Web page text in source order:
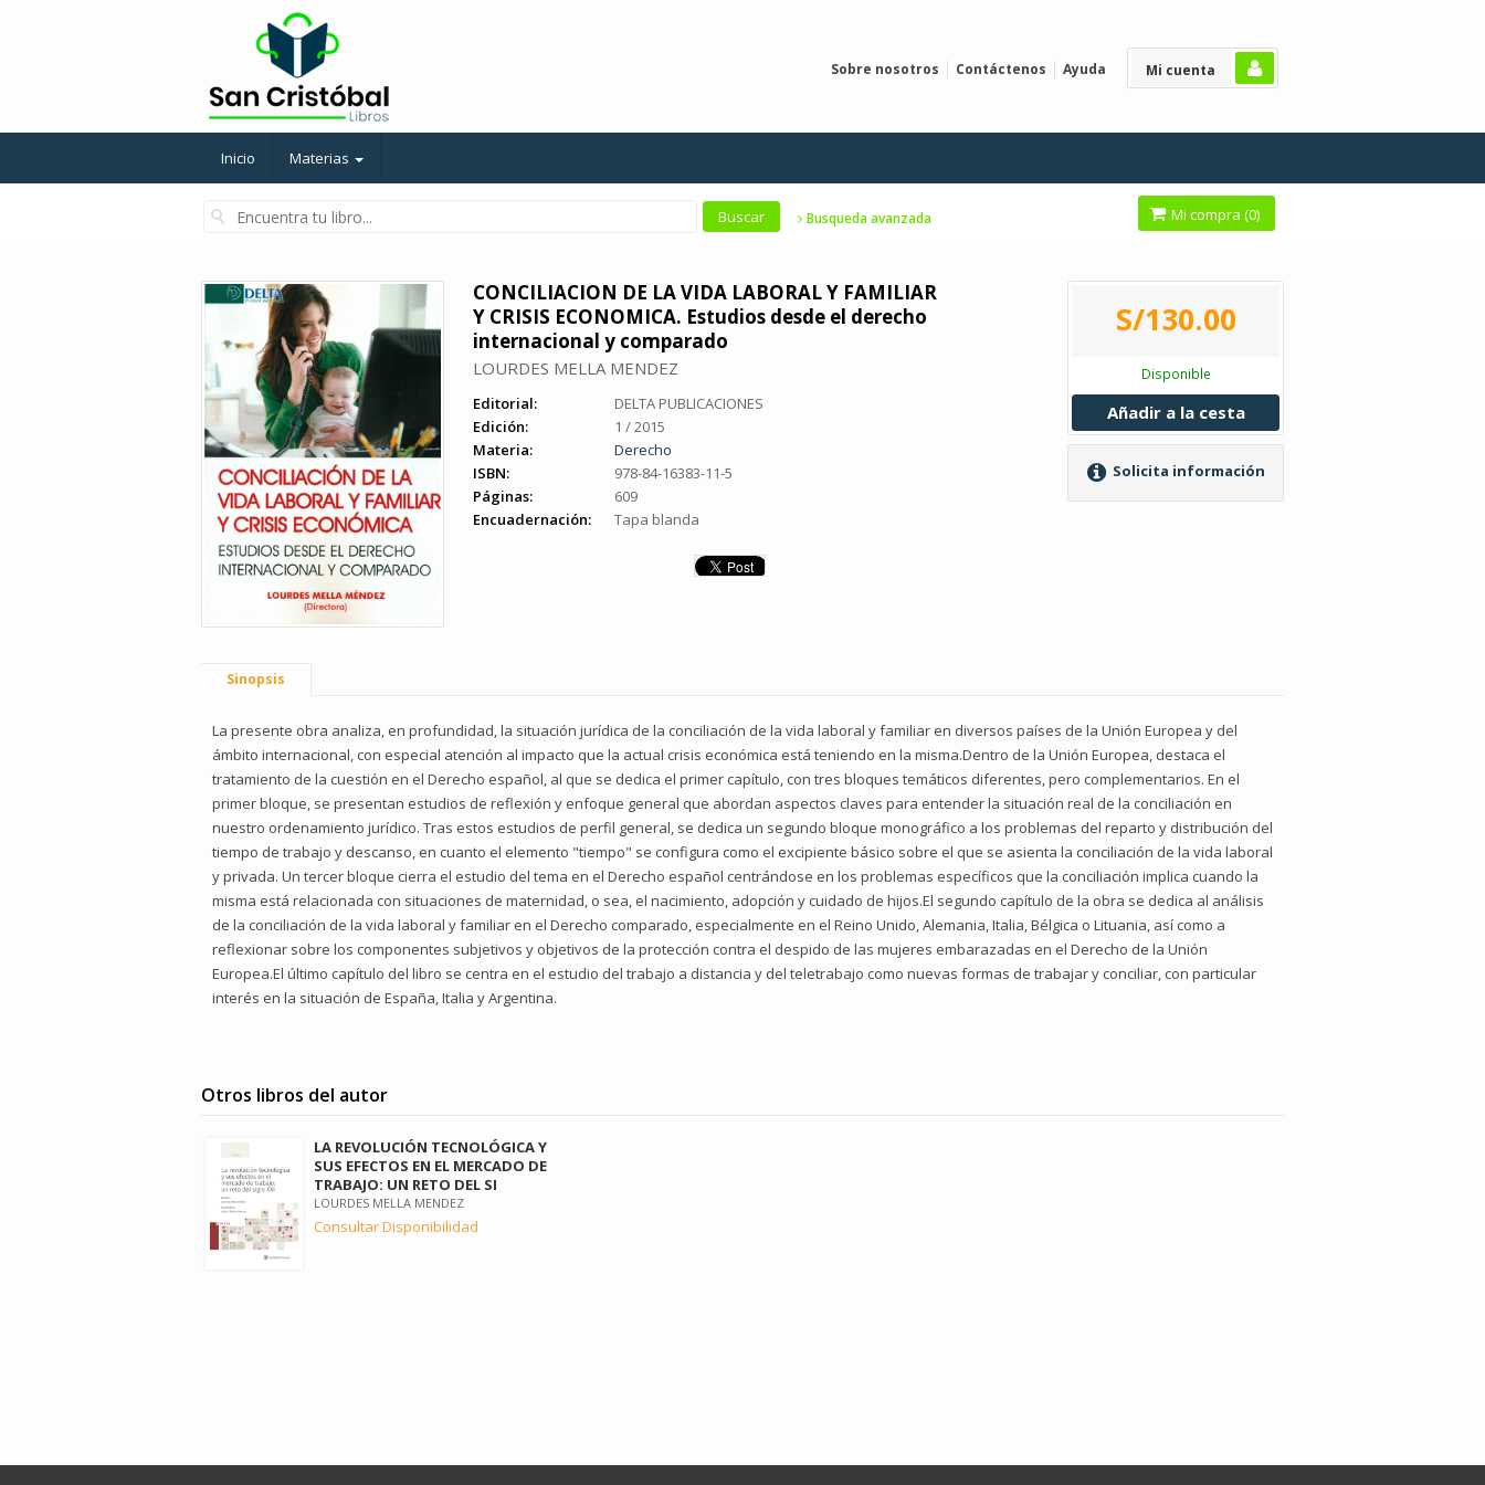
Mi cuenta
Sobre nosotros Contáctenos Ayuda
Inicio Materias
Busqueda avanzada Mi compra (0)
CONCILIACION DE LA VIDA LABORAL Y FAMILIAR
Y CRISIS ECONOMICA. Estudios desde el derecho
internacional y comparado
LOURDES MELLA MENDEZ
Editorial:
DELTA PUBLICACIONES
Edición:
1 / 2015
Materia:
Derecho
ISBN:
978-84-16383-11-5
Páginas:
609
Encuadernación:
Tapa blanda
S/130.00
Disponible
Añadir a la cesta
Solicita información
Sinopsis
La presente obra analiza, en profundidad, la situación jurídica de la conciliación de la vida laboral y familiar en diversos países de la Unión Europea y del
ámbito internacional, con especial atención al impacto que la actual crisis económica está teniendo en la misma.Dentro de la Unión Europea, destaca el
tratamiento de la cuestión en el Derecho español, al que se dedica el primer capítulo, con tres bloques temáticos diferentes, pero complementarios. En el
primer bloque, se presentan estudios de reflexión y enfoque general que abordan aspectos claves para entender la situación real de la conciliación en
nuestro ordenamiento jurídico. Tras estos estudios de perfil general, se dedica un segundo bloque monográfico a los problemas del reparto y distribución del
tiempo de trabajo y descanso, en cuanto el elemento "tiempo" se configura como el excipiente básico sobre el que se asienta la conciliación de la vida laboral
y privada. Un tercer bloque cierra el estudio del tema en el Derecho español centrándose en los problemas específicos que la conciliación implica cuando la
misma está relacionada con situaciones de maternidad, o sea, el nacimiento, adopción y cuidado de hijos.El segundo capítulo de la obra se dedica al análisis
de la conciliación de la vida laboral y familiar en el Derecho comparado, especialmente en el Reino Unido, Alemania, Italia, Bélgica o Lituania, así como a
reflexionar sobre los componentes subjetivos y objetivos de la protección contra el despido de las mujeres embarazadas en el Derecho de la Unión
Europea.El último capítulo del libro se centra en el estudio del trabajo a distancia y del teletrabajo como nuevas formas de trabajar y conciliar, con particular
interés en la situación de España, Italia y Argentina.
Otros libros del autor
LA REVOLUCIÓN TECNOLÓGICA Y
SUS EFECTOS EN EL MERCADO DE
TRABAJO: UN RETO DEL SI
LOURDES MELLA MENDEZ
Consultar Disponibilidad